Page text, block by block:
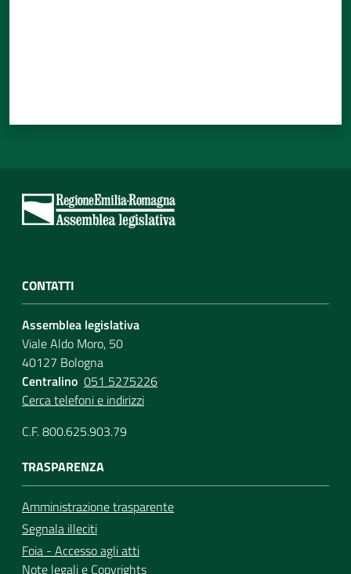
CONTATTI
Assemblea legislativa
Viale Aldo Moro, 50
40127 Bologna
Centralino 051 5275226
Cerca telefoni e indirizzi
C.F. 800.625.903.79
TRASPARENZA
Amministrazione trasparente
Segnala illeciti
Foia - Accesso agli atti
Note legalie Copyrights